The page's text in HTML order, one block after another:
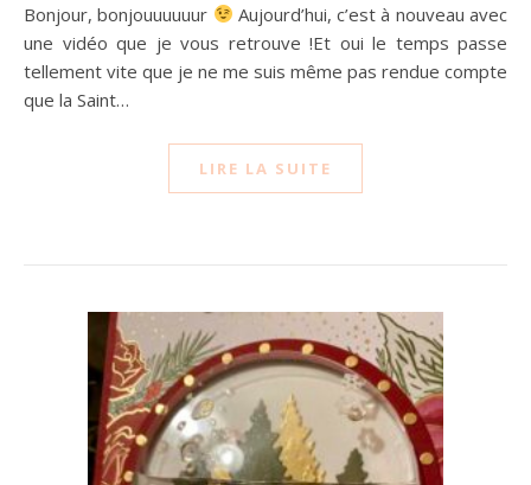
Bonjour, bonjouuuuuur
Aujourd’hui, c’est à nouveau avec
une vidéo que je vous retrouve !Et oui le temps passe
tellement vite que je ne me suis même pas rendue compte
que la Saint…
LIRE LA SUITE